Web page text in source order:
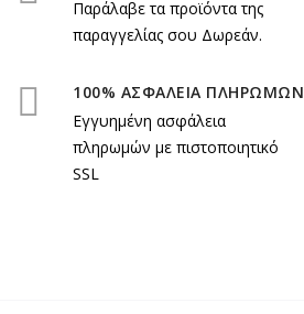
Παράλαβε τα προϊόντα της
παραγγελίας σου Δωρεάν.
100% ΑΣΦΑΛΕΙΑ ΠΛΗΡΩΜΩΝ
Εγγυημένη ασφάλεια
πληρωμών με πιστοποιητικό
SSL